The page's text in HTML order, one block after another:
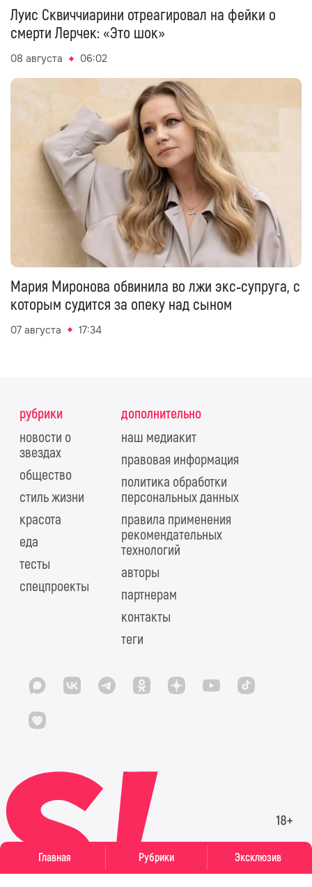
Главная Рубрики Эксклюзив
Луис Сквиччиарини отреагировал на фейки о
смерти Лерчек: «Это шок»
08 августа 06:02
Мария Миронова обвинила во лжи экс‑супруга, с
которым судится за опеку над сыном
07 августа 17:34
рубрики
новости о
звездах
общество
стиль жизни
красота
еда
тесты
спецпроекты
дополнительно
наш медиакит
правовая информация
политика обработки
персональных данных
правила применения
рекомендательных
технологий
авторы
партнерам
контакты
теги